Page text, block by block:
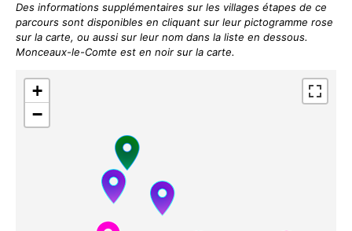
Des informations supplémentaires sur les villages étapes de ce
parcours sont disponibles en cliquant sur leur pictogramme rose
sur la carte, ou aussi sur leur nom dans la liste en dessous.
Monceaux-le-Comte est en noir sur la carte.
+
−